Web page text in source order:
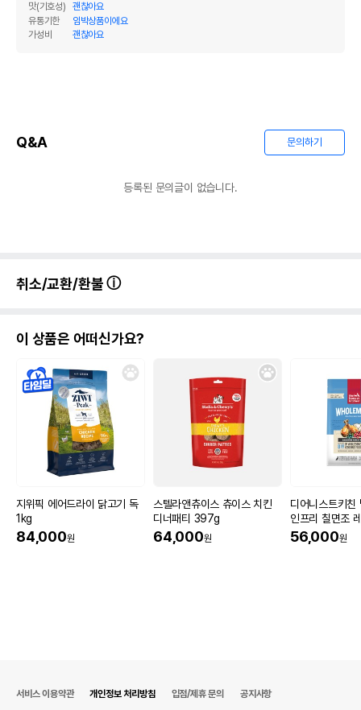
맛(기호성)
괜찮아요
유통기한
임박상품이에요
가성비
괜찮아요
Q&A 문의하기
등록된 문의글이 없습니다.
취소/교환/환불
이 상품은 어떠신가요?
지위픽 에어드라이 닭고기 독
1kg
84,000원
스텔라앤츄이스 츄이스 치킨
디너패티 397g
64,000원
디어니스트키친
인프리 칠면조
56,000원
서비스 이용약관 개인정보 처리방침 입점/제휴 문의 공지사항